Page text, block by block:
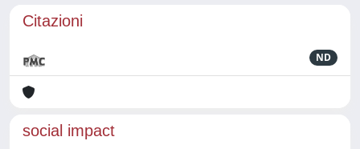
Citazioni
ND
social impact